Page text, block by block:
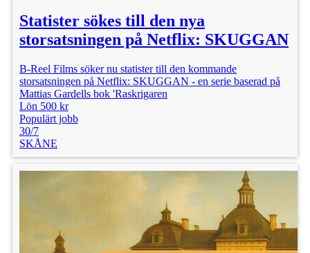
Statister sökes till den nya
storsatsningen på Netflix: SKUGGAN
B-Reel Films söker nu statister till den kommande
storsatsningen på Netflix: SKUGGAN - en serie baserad på
Mattias Gardells bok 'Raskrigaren
Lön 500 kr
Populärt jobb
30/7
SKÅNE